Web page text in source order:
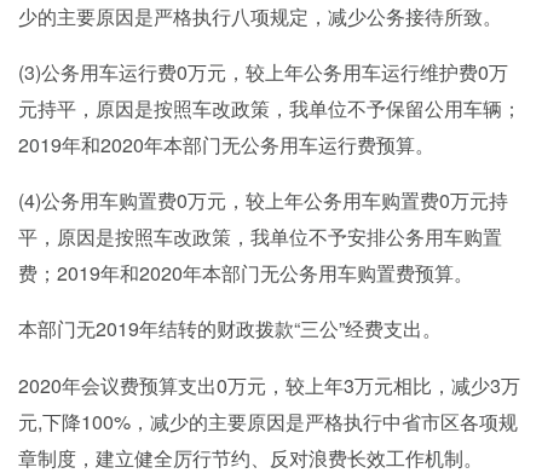
少的主要原因是严格执行八项规定，减少公务接待所致。
(3)公务用车运行费0万元，较上年公务用车运行维护费0万
元持平，原因是按照车改政策，我单位不予保留公用车辆；
2019年和2020年本部门无公务用车运行费预算。
(4)公务用车购置费0万元，较上年公务用车购置费0万元持
平，原因是按照车改政策，我单位不予安排公务用车购置
费；2019年和2020年本部门无公务用车购置费预算。
本部门无2019年结转的财政拨款“三公”经费支出。
2020年会议费预算支出0万元，较上年3万元相比，减少3万
元,下降100%，减少的主要原因是严格执行中省市区各项规
章制度，建立健全厉行节约、反对浪费长效工作机制。